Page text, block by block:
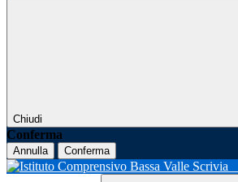
Chiudi
Conferma
Annulla Conferma